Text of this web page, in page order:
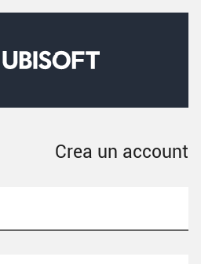
Crea un account